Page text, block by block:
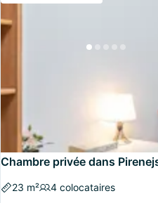
Chambre privée dans
23 m² 4 colocataires